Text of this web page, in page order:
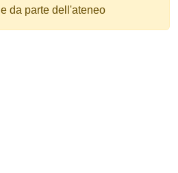
da parte dell'ateneo